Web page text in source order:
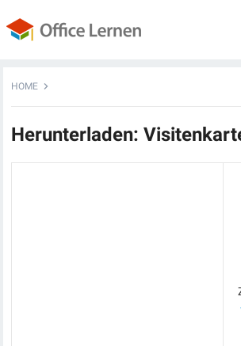
HOME
Herunterladen: